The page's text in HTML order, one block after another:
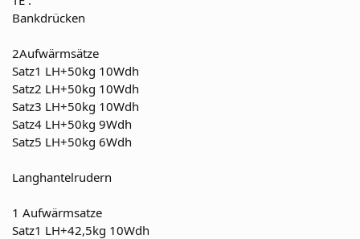
Bankdrücken
2Aufwärmsätze
Satz1 LH+50kg 10Wdh
Satz2 LH+50kg 10Wdh
Satz3 LH+50kg 10Wdh
Satz4 LH+50kg 9Wdh
Satz5 LH+50kg 6Wdh
Langhantelrudern
1 Aufwärmsatze
Satz1 LH+42,5kg 10Wdh